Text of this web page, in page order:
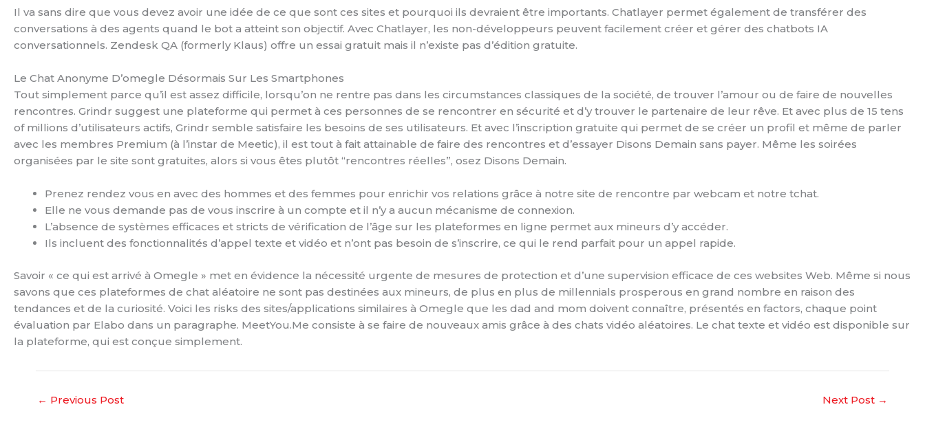
Il va sans dire que vous devez avoir une idée de ce que sont ces sites et pourquoi ils devraient être importants. Chatlayer permet également de transférer des
conversations à des agents quand le bot a atteint son objectif. Avec Chatlayer, les non-développeurs peuvent facilement créer et gérer des chatbots IA
conversationnels. Zendesk QA (formerly Klaus) offre un essai gratuit mais il n’existe pas d’édition gratuite.
Le Chat Anonyme D’omegle Désormais Sur Les Smartphones
Tout simplement parce qu’il est assez difficile, lorsqu’on ne rentre pas dans les circumstances classiques de la société, de trouver l’amour ou de faire de nouvelles
rencontres. Grindr suggest une plateforme qui permet à ces personnes de se rencontrer en sécurité et d’y trouver le partenaire de leur rêve. Et avec plus de 15 tens
of millions d’utilisateurs actifs, Grindr semble satisfaire les besoins de ses utilisateurs. Et avec l’inscription gratuite qui permet de se créer un profil et même de parler
avec les membres Premium (à l’instar de Meetic), il est tout à fait attainable de faire des rencontres et d’essayer Disons Demain sans payer. Même les soirées
organisées par le site sont gratuites, alors si vous êtes plutôt “rencontres réelles”, osez Disons Demain.
Prenez rendez vous en avec des hommes et des femmes pour enrichir vos relations grâce à notre site de rencontre par webcam et notre tchat.
Elle ne vous demande pas de vous inscrire à un compte et il n’y a aucun mécanisme de connexion.
L’absence de systèmes efficaces et stricts de vérification de l’âge sur les plateformes en ligne permet aux mineurs d’y accéder.
Ils incluent des fonctionnalités d’appel texte et vidéo et n’ont pas besoin de s’inscrire, ce qui le rend parfait pour un appel rapide.
Savoir « ce qui est arrivé à Omegle » met en évidence la nécessité urgente de mesures de protection et d’une supervision efficace de ces websites Web. Même si nous
savons que ces plateformes de chat aléatoire ne sont pas destinées aux mineurs, de plus en plus de millennials prosperous en grand nombre en raison des
tendances et de la curiosité. Voici les risks des sites/applications similaires à Omegle que les dad and mom doivent connaître, présentés en factors, chaque point
évaluation par Elabo dans un paragraphe. MeetYou.Me consiste à se faire de nouveaux amis grâce à des chats vidéo aléatoires. Le chat texte et vidéo est disponible sur
la plateforme, qui est conçue simplement.
← Previous Post Next Post →